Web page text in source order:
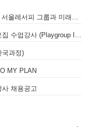
국과정)
MY PLAN
채용공고